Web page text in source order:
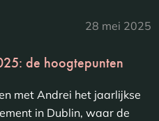
28 mei 2025
de hoogtepunten
met Andrei het jaarlijkse
in Dublin, waar de